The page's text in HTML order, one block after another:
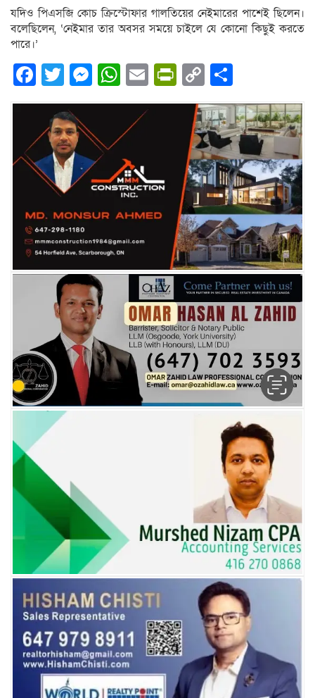
যদিও পিএসজি কোচ ক্রিস্টোফার গালতিয়ের নেইমারের পাশেই ছিলেন।
বলেছিলেন, ‘নেইমার তার অবসর সময়ে চাইলে যে কোনো কিছুই করতে
পারে।’
Facebook
Twitter
Messenger
WhatsApp
EmailPrintFriendly
Copy
Link